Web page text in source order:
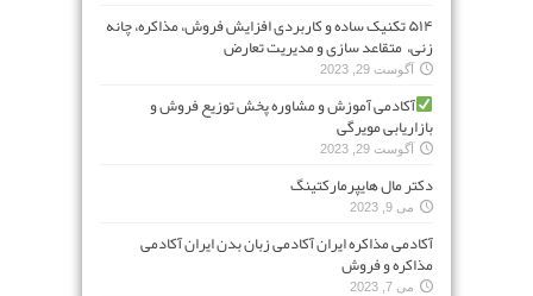
۵۱۴ تکنیک ساده و کاربردی افزایش فروش، مذاکره، چانه
زنی، متقاعد سازی و مدیریت تعارض
آگوست 29, 2023
آکادمی آموزش و مشاوره پخش توزیع فروش و
بازاریابی مویرگی
آگوست 29, 2023
دکتر مال هایپرمارکتینگ
می 9, 2023
آکادمی مذاکره ایران آکادمی زبان بدن ایران آکادمی
مذاکره و فروش
می 7, 2023